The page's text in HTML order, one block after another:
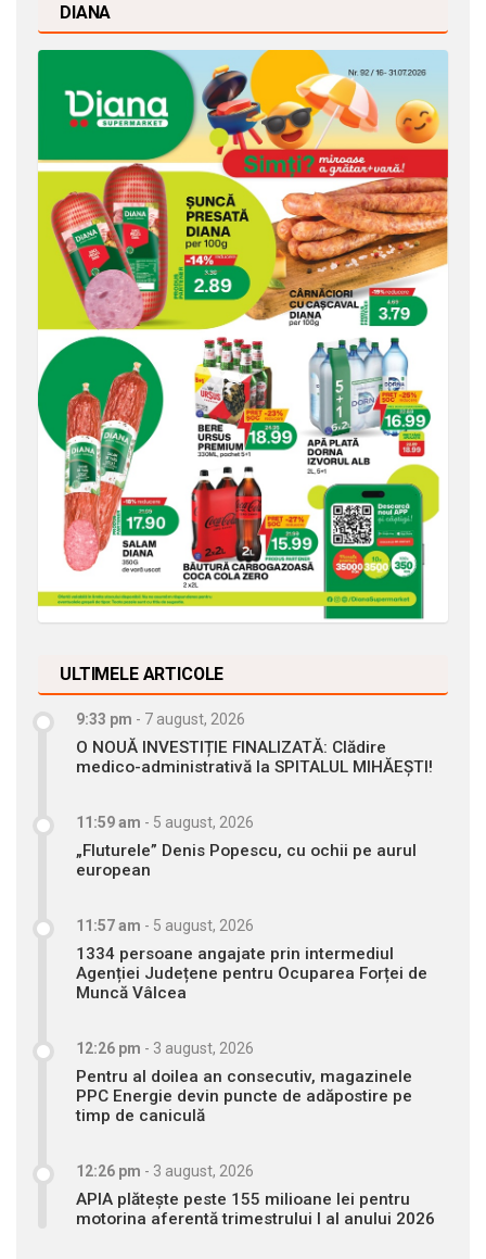
DIANA
ULTIMELE ARTICOLE
9:33 pm - 7 august, 2026
O NOUĂ INVESTIȚIE FINALIZATĂ: Clădire
medico-administrativă la SPITALUL MIHĂEȘTI!
11:59 am - 5 august, 2026
„Fluturele” Denis Popescu, cu ochii pe aurul
european
11:57 am - 5 august, 2026
1334 persoane angajate prin intermediul
Agenției Județene pentru Ocuparea Forței de
Muncă Vâlcea
12:26 pm - 3 august, 2026
Pentru al doilea an consecutiv, magazinele
PPC Energie devin puncte de adăpostire pe
timp de caniculă
12:26 pm - 3 august, 2026
APIA plătește peste 155 milioane lei pentru
motorina aferentă trimestrului I al anului 2026